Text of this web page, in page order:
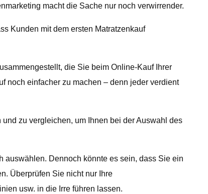
macht die Sache nur noch verwirrender.
Kunden mit dem ersten Matratzenkauf
die Sie beim Online-Kauf Ihrer
noch einfacher zu machen – denn jeder verdient
zu vergleichen, um Ihnen bei der Auswahl des
auswählen. Dennoch könnte es sein, dass Sie ein
Überprüfen Sie nicht nur Ihre
usw. in die Irre führen lassen.